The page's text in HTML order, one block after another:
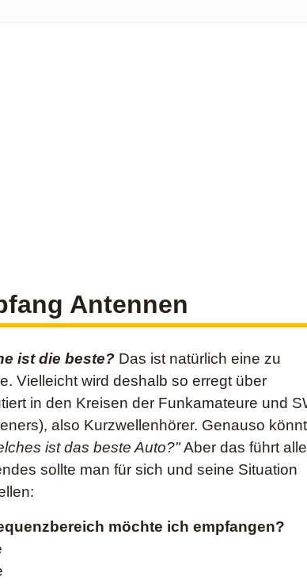
Antennen
ist die beste? Das ist natürlich eine zu
Vielleicht wird deshalb so erregt über
in den Kreisen der Funkamateure und
also Kurzwellenhörer. Genauso
ist das beste Auto?"Aber das führt
sollte man für sich und seine Situation
möchte ich empfangen?